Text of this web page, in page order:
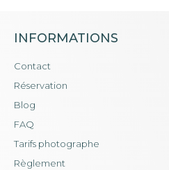
INFORMATIONS
Contact
Réservation
Blog
FAQ
Tarifs photographe
Règlement